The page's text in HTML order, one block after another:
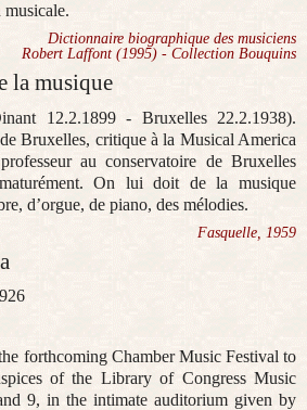
musicale.
Dictionnaire biographique des musiciens
Robert Laffont (1995) - Collection Bouquins
la musique
12.2.1899 - Bruxelles 22.2.1938).
Bruxelles, critique à la Musical America
au conservatoire de Bruxelles
On lui doit de la musique
d’orgue, de piano, des mélodies.
Fasquelle, 1959
forthcoming Chamber Music Festival to
of the Library of Congress Music
9, in the intimate auditorium given by